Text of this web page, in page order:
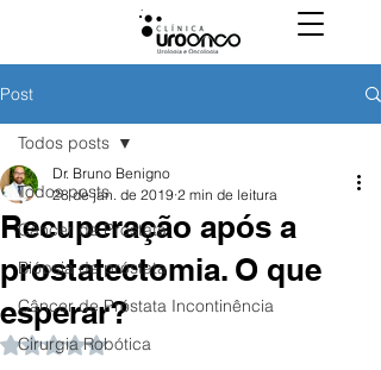
Post
Todos posts
Câncer de Próstata
Biópsia de próstata
Câncer de Próstata Incontinência
Cirurgia Robótica
Todos posts
Recuperação após a
prostatectomia. O que
esperar?
Dr. Bruno Benigno
28 de jan. de 2019 2 min de leitura
Avaliado com NaN de 5 estrelas.